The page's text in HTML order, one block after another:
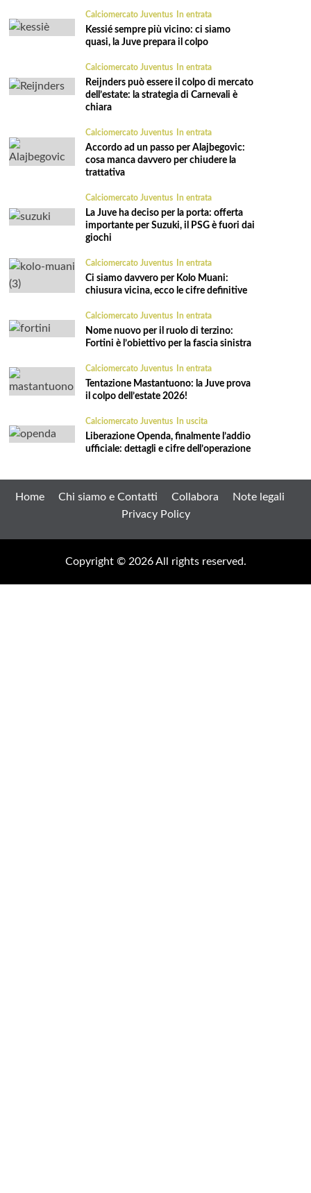
Calciomercato Juventus In entrata
Kessié sempre più vicino: ci siamo
quasi, la Juve prepara il colpo
Calciomercato Juventus In entrata
Reijnders può essere il colpo di mercato
dell’estate: la strategia di Carnevali è
chiara
Calciomercato Juventus In entrata
Accordo ad un passo per Alajbegovic:
cosa manca davvero per chiudere la
trattativa
Calciomercato Juventus In entrata
La Juve ha deciso per la porta: offerta
importante per Suzuki, il PSG è fuori dai
giochi
Calciomercato Juventus In entrata
Ci siamo davvero per Kolo Muani:
chiusura vicina, ecco le cifre definitive
Calciomercato Juventus In entrata
Nome nuovo per il ruolo di terzino:
Fortini è l’obiettivo per la fascia sinistra
Calciomercato Juventus In entrata
Tentazione Mastantuono: la Juve prova
il colpo dell’estate 2026!
Calciomercato Juventus In uscita
Liberazione Openda, finalmente l’addio
ufficiale: dettagli e cifre dell’operazione
Home Chi siamo e Contatti Collabora
Note legali
Privacy Policy
Copyright © 2026 All rights reserved.